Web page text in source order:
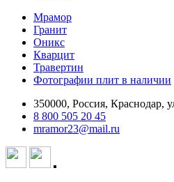
Мрамор
Гранит
Оникс
Кварцит
Травертин
Фотографии плит в наличии
350000, Россия, Краснодар,
8 800 505 20 45
mramor23@mail.ru